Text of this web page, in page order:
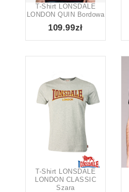
T-Shirt LONSDALE
LONDON QUIN Bordowa
109.99zł
T-Shirt LONSDALE
LONDON CLASSIC
Szara